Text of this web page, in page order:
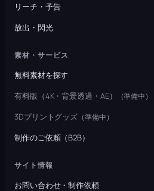
リーチ・予告
放出・閃光
素材・サービス
無料素材を探す
有料版（4K・背景透過・AE）
（準備中）
3Dプリントグッズ （準備中）
制作のご依頼（B2B）
サイト情報
お問い合わせ・制作依頼